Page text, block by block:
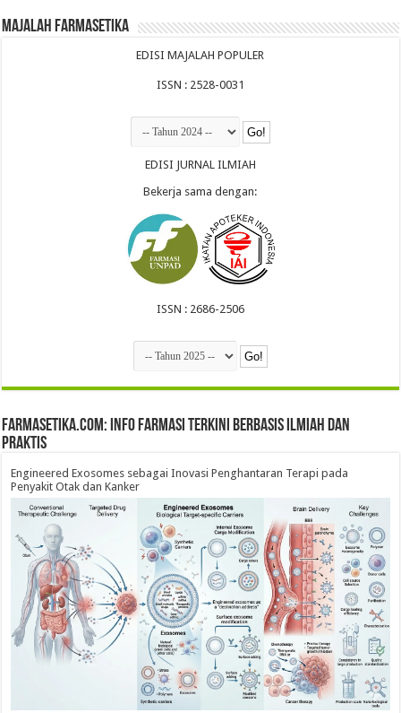
Majalah Farmasetika
EDISI MAJALAH POPULER
ISSN : 2528-0031
EDISI JURNAL ILMIAH
Bekerja sama dengan:
ISSN : 2686-2506
farmasetika.com: Info Farmasi Terkini Berbasis Ilmiah dan
Praktis
Engineered Exosomes sebagai Inovasi Penghantaran Terapi pada
Penyakit Otak dan Kanker